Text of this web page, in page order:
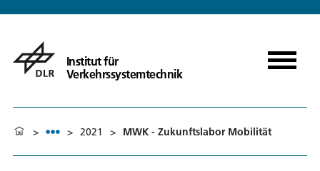
Institut für
Verkehrssystemtechnik
> > 2021 > MWK - Zukunftslabor Mobilität